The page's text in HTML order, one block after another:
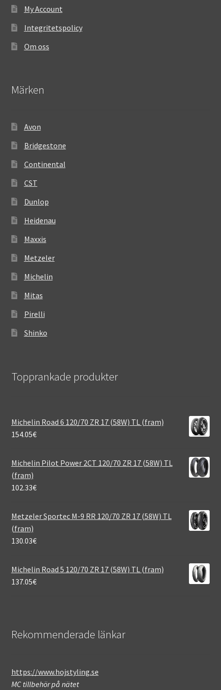
My Account
Integritetspolicy
Om oss
Märken
Avon
Bridgestone
Continental
CST
Dunlop
Heidenau
Maxxis
Metzeler
Michelin
Mitas
Pirelli
Shinko
Topprankade produkter
Michelin Road 6 120/70 ZR 17 (58W) TL (fram)
154.05€
Michelin Pilot Power 2CT 120/70 ZR 17 (58W) TL
(fram)
102.33€
Metzeler Sportec M-9 RR 120/70 ZR 17 (58W) TL
(fram)
130.03€
Michelin Road 5 120/70 ZR 17 (58W) TL (fram)
137.05€
Rekommenderade länkar
https://www.hojstyling.se
MC tillbehör på nätet